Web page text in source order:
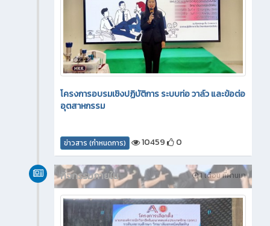
โครงการอบรมเชิงปฏิบัติการ ระบบท่อ วาล์ว และข้อต่อ
อุตสาหกรรม
ข่าวสาร (กำหนดการ) 10459 0
1 เดือน ที่ผ่านมา
กิจกรรมภายใน